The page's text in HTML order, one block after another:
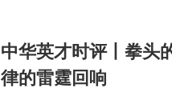
中华英才时评丨拳头
律的雷霆回响